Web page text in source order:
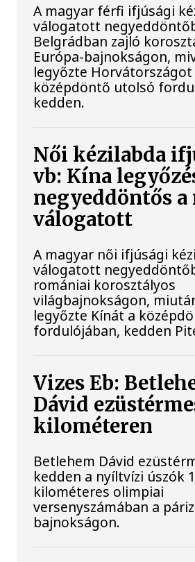
A magyar férfi ifjúsági
válogatott
Belgrádban zajló
Európa-bajnokságon,
legyőzte Horvátországot
középdöntő utolsó
kedden.
Női kézilabda
vb: Kína
negyeddöntős a
válogatott
A magyar női ifjúsági
válogatott
romániai korosztályos
világbajnokságon,
legyőzte Kínát a
fordulójában, kedden
Vizes Eb:
Dávid
kilométeren
Betlehem Dávid
kedden a nyíltvízi úszók
kilométeres olimpiai
versenyszámában a
bajnokságon.